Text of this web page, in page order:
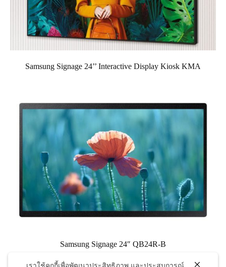
Samsung Signage 24’’ Interactive Display Kiosk KMA
Samsung Signage 24″ QB24R-B